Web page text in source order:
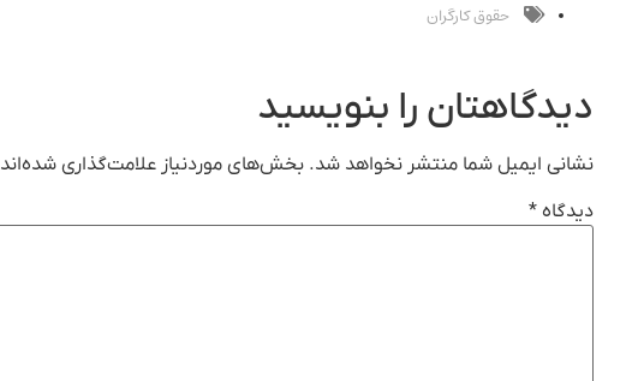
حقوق کارگران
دیدگاهتان را بنویسید
نشانی ایمیل شما منتشر نخواهد شد. بخش‌های موردنیاز علامت‌گذاری شده‌اند
دیدگاه *